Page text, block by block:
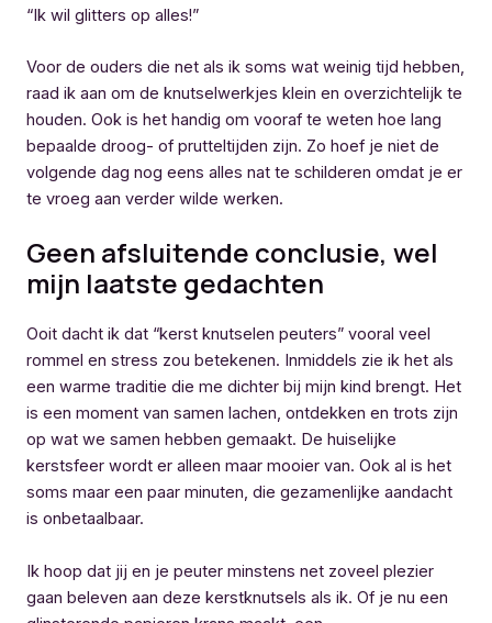
“Ik wil glitters op alles!”
Voor de ouders die net als ik soms wat weinig tijd hebben,
raad ik aan om de knutselwerkjes klein en overzichtelijk te
houden. Ook is het handig om vooraf te weten hoe lang
bepaalde droog- of prutteltijden zijn. Zo hoef je niet de
volgende dag nog eens alles nat te schilderen omdat je er
te vroeg aan verder wilde werken.
Geen afsluitende conclusie, wel
mijn laatste gedachten
Ooit dacht ik dat “kerst knutselen peuters” vooral veel
rommel en stress zou betekenen. Inmiddels zie ik het als
een warme traditie die me dichter bij mijn kind brengt. Het
is een moment van samen lachen, ontdekken en trots zijn
op wat we samen hebben gemaakt. De huiselijke
kerstsfeer wordt er alleen maar mooier van. Ook al is het
soms maar een paar minuten, die gezamenlijke aandacht
is onbetaalbaar.
Ik hoop dat jij en je peuter minstens net zoveel plezier
gaan beleven aan deze kerstknutsels als ik. Of je nu een